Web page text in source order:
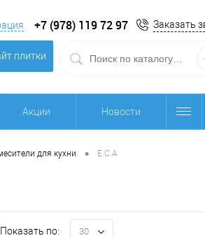
+7 (978) 119 72 97 Заказать
плитки
Акции Новости
для кухни • E.C.A
Показать по: 30